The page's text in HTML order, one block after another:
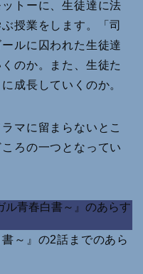
トーに、生徒達に法
授業をします。「司
ルに囚われた生徒達
のか。また、生徒た
成長していくのか。
マに留まらないとこ
ろの一つとなってい
ル青春白書～』のあらす
～』の2話までのあら